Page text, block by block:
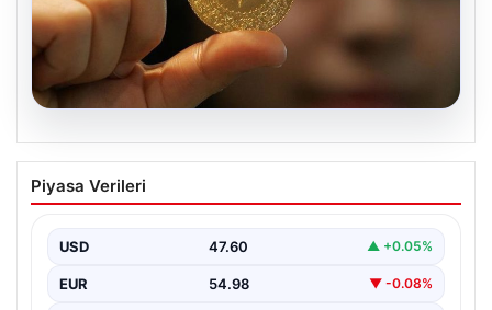
Altın fiyatları canlı grafik 22 Mayıs: Altın
fiyatları ne oldu, düştü mü, çıktı mı?
fiyatları
Piyasa Verileri
USD 47.60 ▲ +0.05%
EUR 54.98 ▼ -0.08%